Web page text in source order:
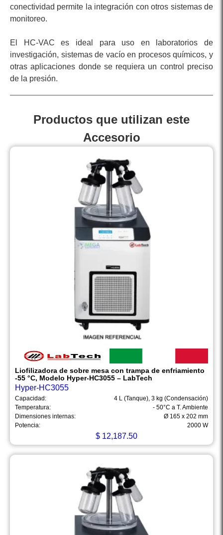
conectividad permite la integración con otros sistemas de
monitoreo.
El HC-VAC es ideal para uso en laboratorios de
investigación, sistemas de vacío en procesos químicos, y
otras aplicaciones donde se requiera un control preciso
de la presión.
Productos que utilizan este
Accesorio
Liofilizadora de sobre mesa con trampa de enfriamiento
-55 °C, Modelo Hyper-HC3055 – LabTech
Hyper-HC3055
Capacidad:
4 L (Tanque), 3 kg (Condensación)
Temperatura:
- 50°C a T. Ambiente
Dimensiones internas:
Ø 165 x 202 mm
Potencia:
2000 W
$ 12,187.50